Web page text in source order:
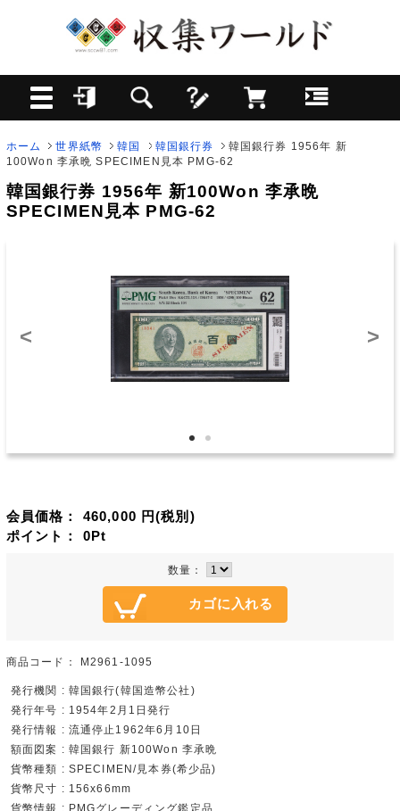
ホーム 世界紙幣 韓国 韓国銀行券
韓国銀行券 1956年 新
100Won 李承晩 SPECIMEN見本 PMG-62
韓国銀行券 1956年 新100Won 李承晩
SPECIMEN見本 PMG-62
< >
会員価格： 460,000 円(税別)
ポイント： 0Pt
数量：
商品コード： M2961-1095
発行機関 : 韓国銀行(韓国造幣公社)
発行年号 : 1954年2月1日発行
発行情報 : 流通停止1962年6月10日
額面図案 : 韓国銀行 新100Won 李承晩
貨幣種類 : SPECIMEN/見本券(希少品)
貨幣尺寸 : 156x66mm
貨幣情報 : PMGグレーディング鑑定品